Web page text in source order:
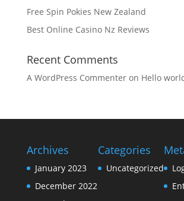
Free Spin Pokies New Zealand
Best Online Casino Nz Reviews
Recent Comments
A WordPress Commenteron Hello
Archives
January 2023
December 2022
Categories
Uncategorized